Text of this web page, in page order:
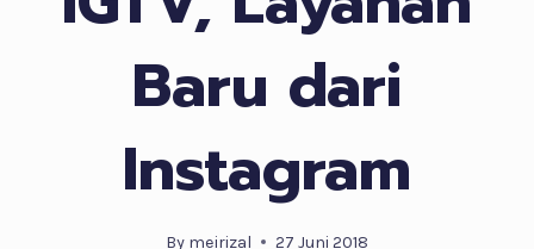
Baru dari
Instagram
By meirizal 27 Juni 2018